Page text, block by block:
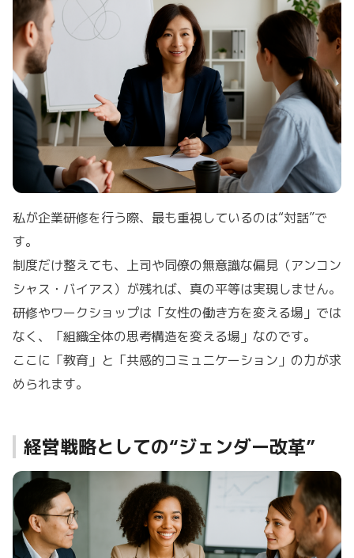
私が企業研修を行う際、最も重視しているのは“対話”で
す。
制度だけ整えても、上司や同僚の無意識な偏見（アンコン
シャス・バイアス）が残れば、真の平等は実現しません。
研修やワークショップは「女性の働き方を変える場」では
なく、「組織全体の思考構造を変える場」なのです。
ここに「教育」と「共感的コミュニケーション」の力が求
められます。
経営戦略としての“ジェンダー改革”